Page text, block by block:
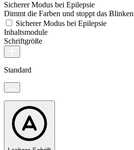
Sicherer Modus bei Epilepsie
Dimmt die Farben und stoppt das Blinken
Sicherer Modus bei Epilepsie
Inhaltsmodule
Schriftgröße
Standard